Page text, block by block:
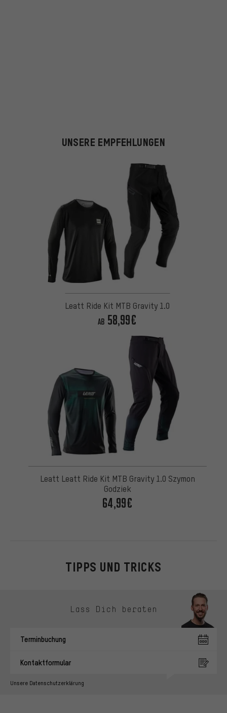
UNSERE EMPFEHLUNGEN
Leatt Ride Kit MTB Gravity 1.0
AB 58,99€
Leatt Leatt Ride Kit MTB Gravity 1.0 Szymon
Godziek
64,99€
TIPPS UND TRICKS
Lass Dich beraten
Terminbuchung
Kontaktformular
Unsere Datenschutzerklärung